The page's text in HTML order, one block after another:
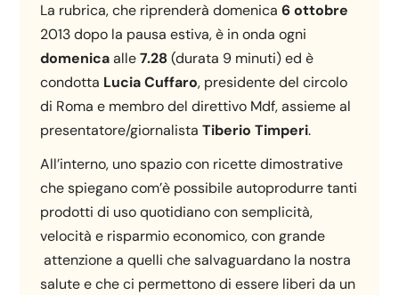
La rubrica, che riprenderà domenica6 ottobre
2013 dopo la pausa estiva, è in onda ogni
domenicaalle7.28 (durata 9 minuti) ed è
condotta Lucia Cuffaro, presidente del circolo
di Roma e membro del direttivo Mdf, assieme al
presentatore/giornalista Tiberio Timperi.
All’interno, uno spazio con ricette dimostrative
che spiegano com’è possibile autoprodurre tanti
prodotti di uso quotidiano con semplicità,
velocità e risparmio economico, con grande
attenzione a quelli che salvaguardano la nostra
salute e che ci permettono di essere liberi da un